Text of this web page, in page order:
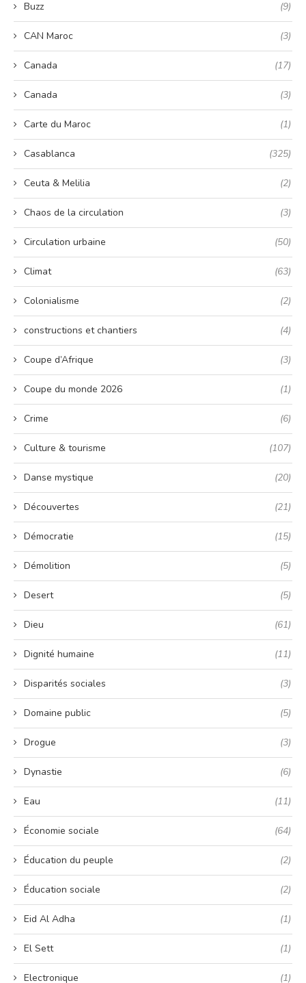
Buzz (9)
CAN Maroc (3)
Canada (17)
Canada (3)
Carte du Maroc (1)
Casablanca (325)
Ceuta & Melilia (2)
Chaos de la circulation (3)
Circulation urbaine (50)
Climat (63)
Colonialisme (2)
constructions et chantiers (4)
Coupe d’Afrique (3)
Coupe du monde 2026 (1)
Crime (6)
Culture & tourisme (107)
Danse mystique (20)
Découvertes (21)
Démocratie (15)
Démolition (5)
Desert (5)
Dieu (61)
Dignité humaine (11)
Disparités sociales (3)
Domaine public (5)
Drogue (3)
Dynastie (6)
Eau (11)
Économie sociale (64)
Éducation du peuple (2)
Éducation sociale (2)
Eid Al Adha (1)
El Sett (1)
Electronique (1)